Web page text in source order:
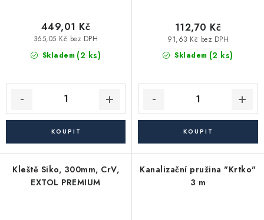
Skladem (2 ks)
365,05 Kč bez DPH
449,01 Kč
Skladem (2 ks)
91,63 Kč bez DPH
112,70 Kč
Kleště Siko, 300mm, CrV,
EXTOL PREMIUM
Kanalizační pružina "Krtko"
3 m